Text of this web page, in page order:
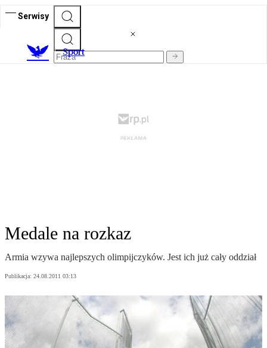
Serwisy
Sport
Medale na rozkaz
Armia wzywa najlepszych olimpijczyków. Jest ich już cały oddział
Publikacja: 24.08.2011 03:13